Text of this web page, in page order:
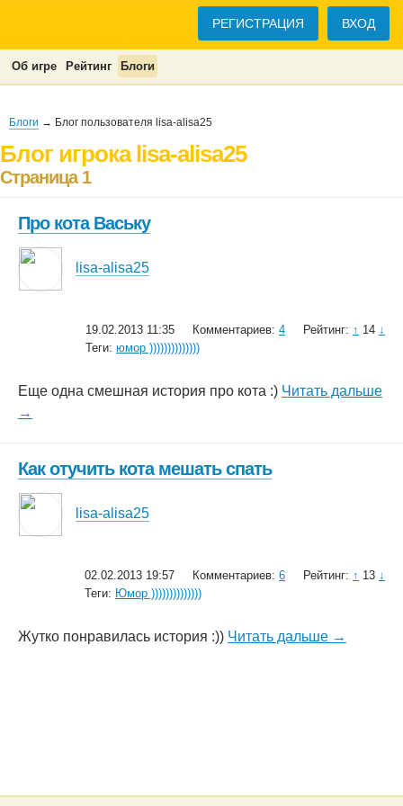
РЕГИСТРАЦИЯ ВХОД
Об игре Рейтинг Блоги
Блоги → Блог пользователя lisa-alisa25
Блог игрока lisa-alisa25
Страница 1
Про кота Ваську
lisa-alisa25
19.02.2013 11:35 Комментариев: 4 Рейтинг: ↑ 14 ↓
Теги: юмор ))))))))))))))
Еще одна смешная история про кота :) Читать дальше
→
Как отучить кота мешать спать
lisa-alisa25
02.02.2013 19:57 Комментариев: 6 Рейтинг: ↑ 13 ↓
Теги: Юмор ))))))))))))))
Жутко понравилась история :)) Читать дальше →